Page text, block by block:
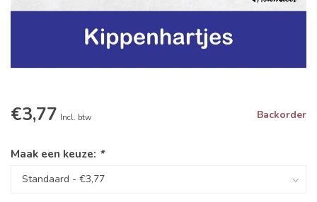
€3,77 Incl. btw Backorder
Maak een keuze: *